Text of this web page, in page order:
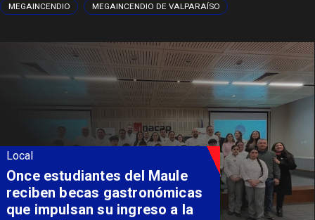
MEGAINCENDIO MEGAINCENDIO DE VALPARAÍSO
Local
Once estudiantes del Maule
reciben becas gastronómicas
que impulsan su ingreso a la